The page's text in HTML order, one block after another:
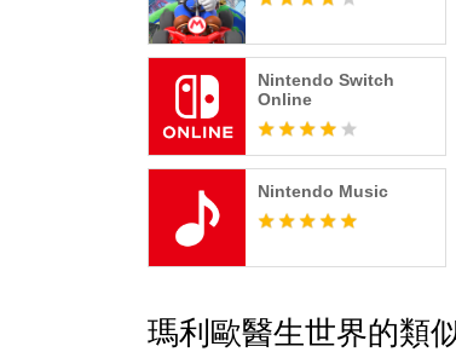
Nintendo Switch
Online
Nintendo Music
瑪利歐醫生世界的類